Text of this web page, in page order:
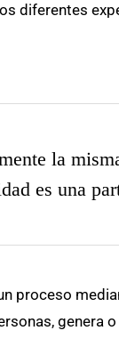
diferentes
la
es una
proceso
genera